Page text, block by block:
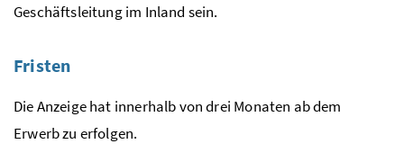
Geschäftsleitung im Inland sein.
Fristen
Die Anzeige hat innerhalb von drei Monaten ab dem
Erwerb zu erfolgen.